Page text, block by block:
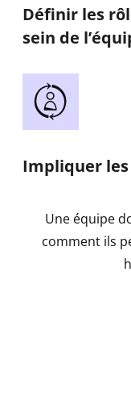
Définir les
sein de
Impliquer les
Une équipe
comment ils